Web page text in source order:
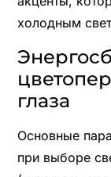
холодным
глаза
Основные
при выборе